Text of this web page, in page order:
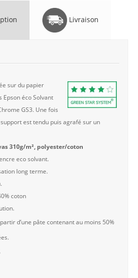
Livraison
sur du papier
Epson éco Solvant
GS3. Une fois
est tendu puis agrafé sur un
310g/m², polyester/coton
eco solvant.
long terme.
coton
d’une pâte contenant au moins 50%